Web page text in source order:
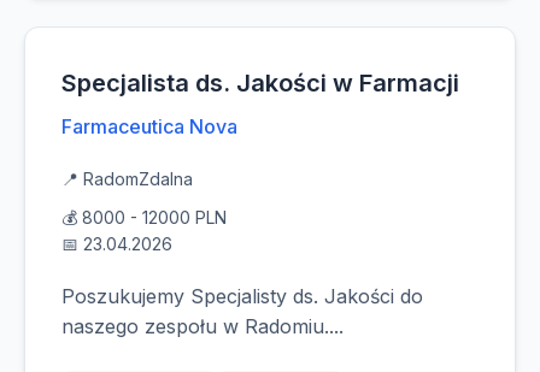
Specjalista ds. Jakości w Farmacji
Farmaceutica Nova
📍 RadomZdalna
💰 8000 - 12000 PLN
📅 23.04.2026
Poszukujemy Specjalisty ds. Jakości do
naszego zespołu w Radomiu....